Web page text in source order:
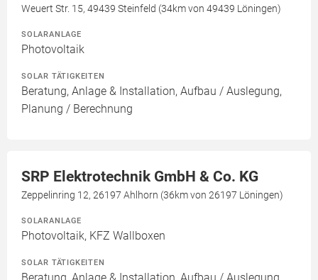
Weuert Str. 15, 49439 Steinfeld (34km von 49439 Löningen)
SOLARANLAGE
Photovoltaik
SOLAR TÄTIGKEITEN
Beratung, Anlage & Installation, Aufbau / Auslegung,
Planung / Berechnung
SRP Elektrotechnik GmbH & Co. KG
Zeppelinring 12, 26197 Ahlhorn (36km von 26197 Löningen)
SOLARANLAGE
Photovoltaik, KFZ Wallboxen
SOLAR TÄTIGKEITEN